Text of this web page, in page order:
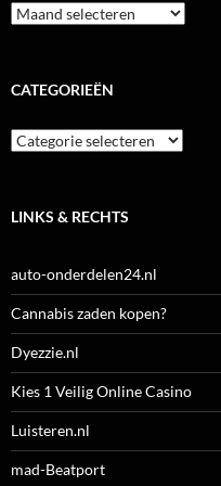
Archieven
CATEGORIEËN
Categorieën
LINKS & RECHTS
auto-onderdelen24.nl
Cannabis zaden kopen?
Dyezzie.nl
Kies 1 Veilig Online Casino
Luisteren.nl
mad-Beatport